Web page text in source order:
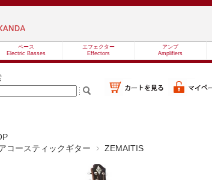
ベース
Electric Basses
エフェクター
Effectors
アンプ
Amplifiers
コースティックギター
ZEMAITIS